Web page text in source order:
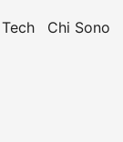
Tech Chi Sono